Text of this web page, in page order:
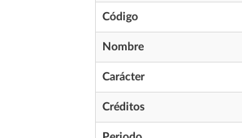
Código
Nombre
Carácter
Créditos